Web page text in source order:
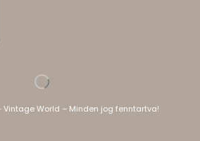
World – Minden jog fenntartva!